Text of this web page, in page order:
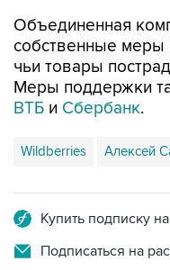
Объединенная
собственные
чьи товары
Меры поддержки
ВТБ и Сбербанк.
Wildberries Алексей
Купить подписку
Подписаться на